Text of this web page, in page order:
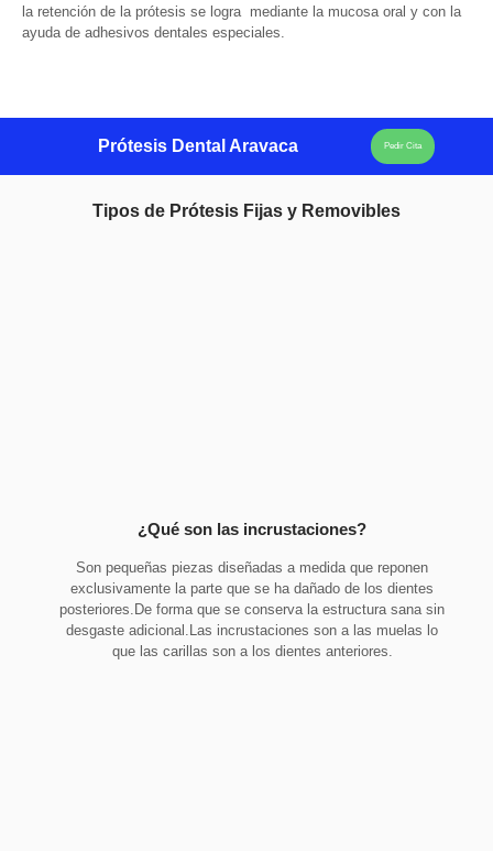
la retención de la prótesis se logra mediante la mucosa oral y con la
ayuda de adhesivos dentales especiales.
Prótesis Dental Aravaca Pedir Cita
Tipos de Prótesis Fijas y Removibles
¿Qué son las incrustaciones?
Son pequeñas piezas diseñadas a medida que reponen
exclusivamente la parte que se ha dañado de los dientes
posteriores.De forma que se conserva la estructura sana sin
desgaste adicional.Las incrustaciones son a las muelas lo
que las carillas son a los dientes anteriores.